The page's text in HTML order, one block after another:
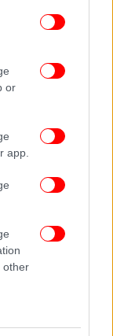
or
app.
other